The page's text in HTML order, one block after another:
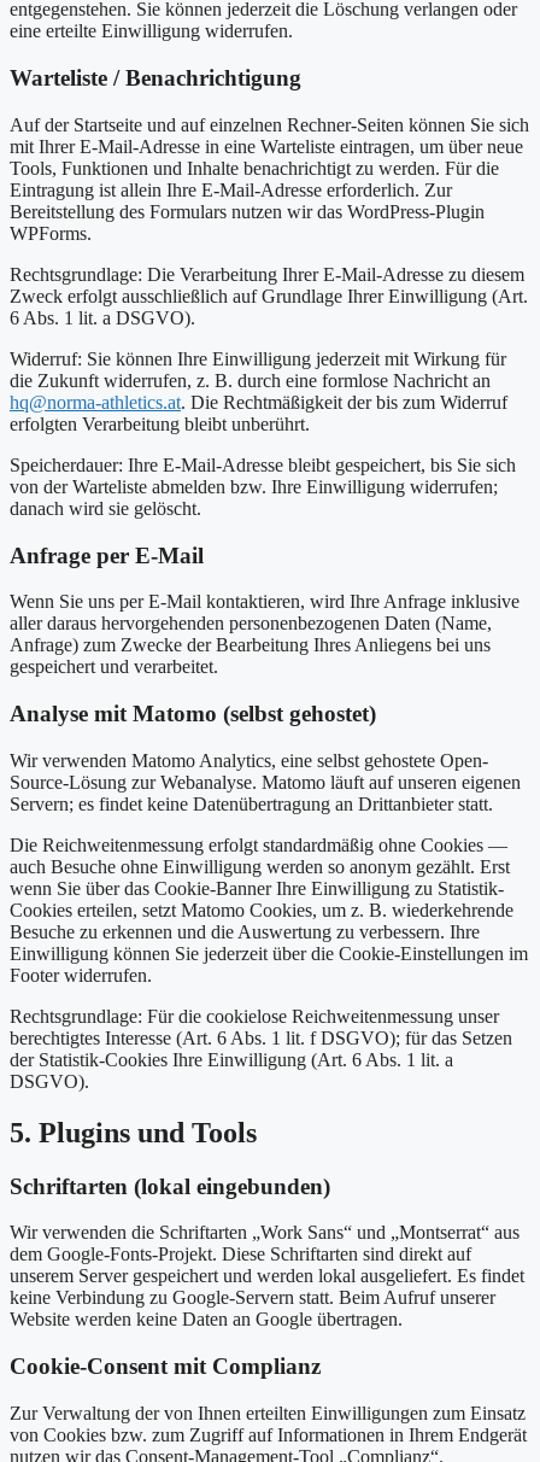
entgegenstehen. Sie können jederzeit die Löschung verlangen oder
eine erteilte Einwilligung widerrufen.
Warteliste / Benachrichtigung
Auf der Startseite und auf einzelnen Rechner-Seiten können Sie sich
mit Ihrer E-Mail-Adresse in eine Warteliste eintragen, um über neue
Tools, Funktionen und Inhalte benachrichtigt zu werden. Für die
Eintragung ist allein Ihre E-Mail-Adresse erforderlich. Zur
Bereitstellung des Formulars nutzen wir das WordPress-Plugin
WPForms.
Rechtsgrundlage: Die Verarbeitung Ihrer E-Mail-Adresse zu diesem
Zweck erfolgt ausschließlich auf Grundlage Ihrer Einwilligung (Art.
6 Abs. 1 lit. a DSGVO).
Widerruf: Sie können Ihre Einwilligung jederzeit mit Wirkung für
die Zukunft widerrufen, z. B. durch eine formlose Nachricht an
hq@norma-athletics.at. Die Rechtmäßigkeit der bis zum Widerruf
erfolgten Verarbeitung bleibt unberührt.
Speicherdauer: Ihre E-Mail-Adresse bleibt gespeichert, bis Sie sich
von der Warteliste abmelden bzw. Ihre Einwilligung widerrufen;
danach wird sie gelöscht.
Anfrage per E-Mail
Wenn Sie uns per E-Mail kontaktieren, wird Ihre Anfrage inklusive
aller daraus hervorgehenden personenbezogenen Daten (Name,
Anfrage) zum Zwecke der Bearbeitung Ihres Anliegens bei uns
gespeichert und verarbeitet.
Analyse mit Matomo (selbst gehostet)
Wir verwenden Matomo Analytics, eine selbst gehostete Open-
Source-Lösung zur Webanalyse. Matomo läuft auf unseren eigenen
Servern; es findet keine Datenübertragung an Drittanbieter statt.
Die Reichweitenmessung erfolgt standardmäßig ohne Cookies —
auch Besuche ohne Einwilligung werden so anonym gezählt. Erst
wenn Sie über das Cookie-Banner Ihre Einwilligung zu Statistik-
Cookies erteilen, setzt Matomo Cookies, um z. B. wiederkehrende
Besuche zu erkennen und die Auswertung zu verbessern. Ihre
Einwilligung können Sie jederzeit über die Cookie-Einstellungen im
Footer widerrufen.
Rechtsgrundlage: Für die cookielose Reichweitenmessung unser
berechtigtes Interesse (Art. 6 Abs. 1 lit. f DSGVO); für das Setzen
der Statistik-Cookies Ihre Einwilligung (Art. 6 Abs. 1 lit. a
DSGVO).
5. Plugins und Tools
Schriftarten (lokal eingebunden)
Wir verwenden die Schriftarten „Work Sans“ und „Montserrat“ aus
dem Google-Fonts-Projekt. Diese Schriftarten sind direkt auf
unserem Server gespeichert und werden lokal ausgeliefert. Es findet
keine Verbindung zu Google-Servern statt. Beim Aufruf unserer
Website werden keine Daten an Google übertragen.
Cookie-Consent mit Complianz
Zur Verwaltung der von Ihnen erteilten Einwilligungen zum Einsatz
von Cookies bzw. zum Zugriff auf Informationen in Ihrem Endgerät
nutzen wir das Consent-Management-Tool „Complianz“.